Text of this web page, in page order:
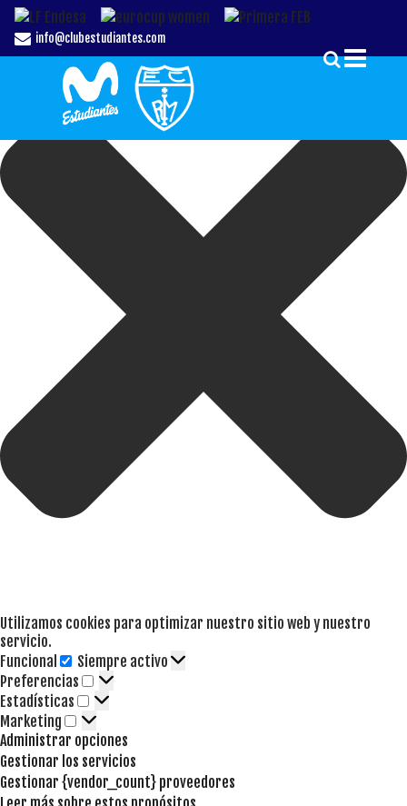
Gestionar el Consentimiento de las Cookies
Utilizamos cookies para optimizar nuestro sitio web y nuestro
servicio.
Funcional
Funcional
Siempre activo
Preferencias
Preferencias
Estadísticas Estadísticas
Marketing Marketing
Administrar opciones
Gestionar los servicios
Gestionar {vendor_count} proveedores
info@clubestudiantes.com